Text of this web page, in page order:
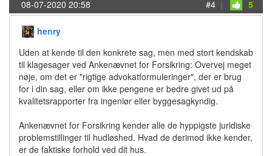
08-07-2020 20:58 #4 | 5
henry
Uden at kende til den konkrete sag, men med stort kendskab
til klagesager ved Ankenævnet for Forsikring: Overvej meget
nøje, om det er "rigtige advokatformuleringer", der er brug
for i din sag, eller om ikke pengene er bedre givet ud på
kvalitetsrapporter fra ingeniør eller byggesagkyndig.
Ankenævnet for Forsikring kender alle de hyppigste juridiske
problemstillinger til hudløshed. Hvad de derimod ikke kender,
er de faktiske forhold ved dit hus.